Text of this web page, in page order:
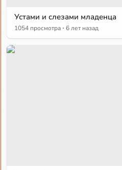
Устами и слезами младенца
1054 просмотра · 6 лет назад